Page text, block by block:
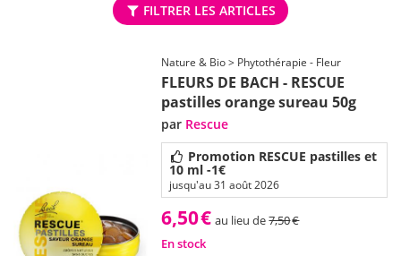
FILTRER LES ARTICLES
Nature & Bio > Phytothérapie - Fleur
FLEURS DE BACH - RESCUE
pastilles orange sureau 50g
par Rescue
Promotion RESCUE pastilles et
10 ml -1€
jusqu'au 31 août 2026
6,50€ au lieu de7,50€
En stock